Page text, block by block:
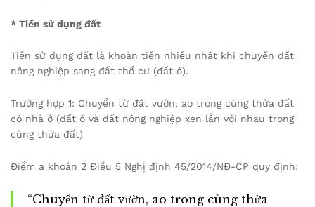
* Tiền sử dụng đất
Tiền sử dụng đất là khoản tiền nhiều nhất khi chuyển đất
nông nghiệp sang đất thổ cư (đất ở).
Trường hợp 1: Chuyển từ đất vườn, ao trong cùng thửa đất
có nhà ở (đất ở và đất nông nghiệp xen lẫn với nhau trong
cùng thửa đất)
Điểm a khoản 2 Điều 5 Nghị định 45/2014/NĐ-CP quy định:
“Chuyển từ đất vườn, ao trong cùng thửa